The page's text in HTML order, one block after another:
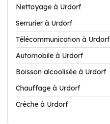
Nettoyage à Urdorf
Serrurier à Urdorf
Télécommunication à Urdorf
Automobile à Urdorf
Boisson alcoolisée à Urdorf
Chauffage à Urdorf
Crèche à Urdorf